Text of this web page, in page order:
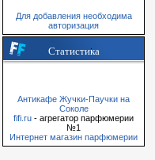
Для добавления необходима
авторизация
Статистика
Антикафе Жучки-Паучки на
Соколе
fifi.ru - агрегатор парфюмерии
№1
Интернет магазин парфюмерии